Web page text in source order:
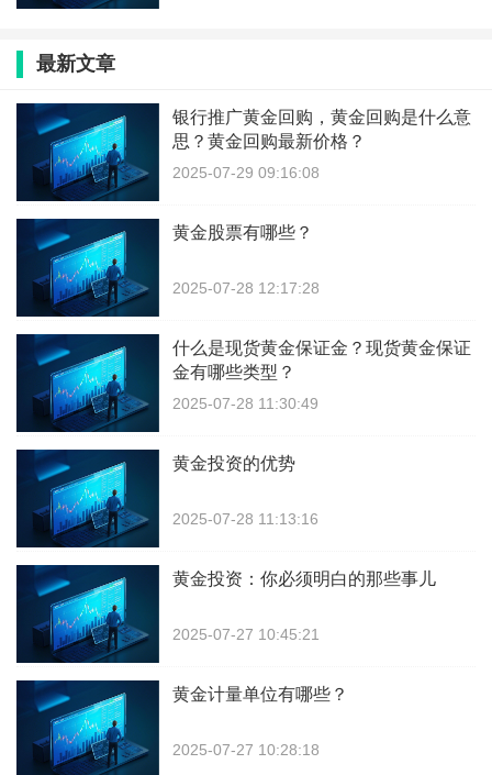
最新文章
银行推广黄金回购，黄金回购是什么意
思？黄金回购最新价格？
2025-07-29 09:16:08
黄金股票有哪些？
2025-07-28 12:17:28
什么是现货黄金保证金？现货黄金保证
金有哪些类型？
2025-07-28 11:30:49
黄金投资的优势
2025-07-28 11:13:16
黄金投资：你必须明白的那些事儿
2025-07-27 10:45:21
黄金计量单位有哪些？
2025-07-27 10:28:18